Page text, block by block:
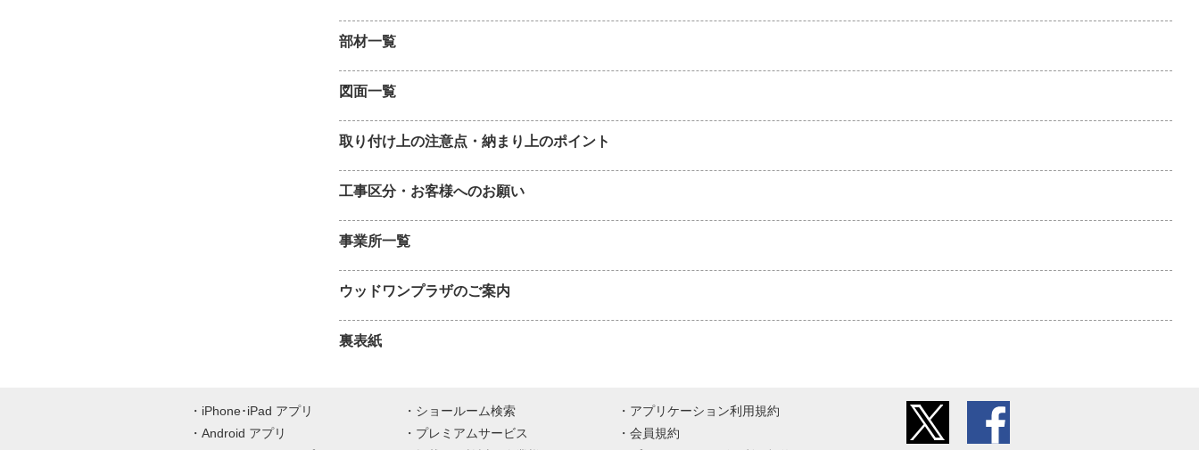
部材一覧
図面一覧
取り付け上の注意点・納まり上のポイント
工事区分・お客様へのお願い
事業所一覧
ウッドワンプラザのご案内
裏表紙
iPhone･iPad アプリ
Android アプリ
ショールーム検索
プレミアムサービス
アプリケーション利用規約
会員規約